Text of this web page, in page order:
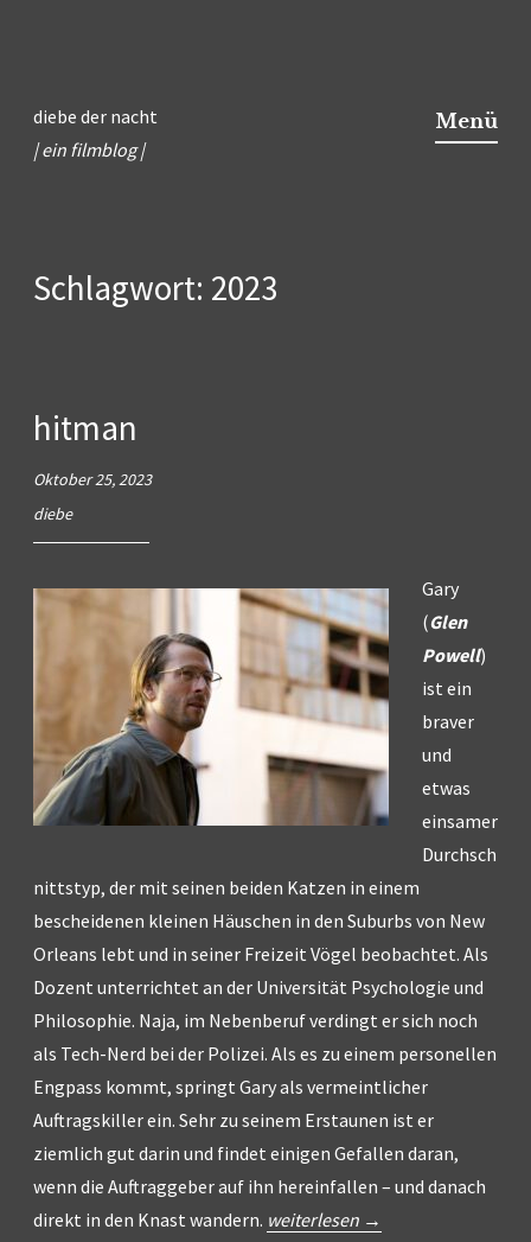
Inhalt
springen
diebe der nacht
| ein filmblog |
Menü
Schlagwort: 2023
hitman
Oktober 25, 2023
diebe
Gary
(Glen
Powell)
ist ein
braver
und
etwas
einsamer
Durchsch
nittstyp, der mit seinen beiden Katzen in einem
bescheidenen kleinen Häuschen in den Suburbs von New
Orleans lebt und in seiner Freizeit Vögel beobachtet. Als
Dozent unterrichtet an der Universität Psychologie und
Philosophie. Naja, im Nebenberuf verdingt er sich noch
als Tech-Nerd bei der Polizei. Als es zu einem personellen
Engpass kommt, springt Gary als vermeintlicher
Auftragskiller ein. Sehr zu seinem Erstaunen ist er
ziemlich gut darin und findet einigen Gefallen daran,
wenn die Auftraggeber auf ihn hereinfallen – und danach
direkt in den Knast wandern. „hitman“
weiterlesen →